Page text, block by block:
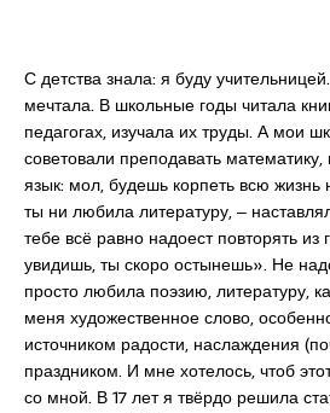
С детства знала: я буду
мечтала. В школьные годы читала
педагогах, изучала их труды. А мои
советовали преподавать
язык: мол, будешь корпеть всю жизнь
ты ни любила литературу, ‒
тебе всё равно надоест повторять из
увидишь, ты скоро остынешь». Не
просто любила поэзию, литературу,
меня художественное слово,
источником радости, наслаждения
праздником. И мне хотелось, чтоб
со мной. В 17 лет я твёрдо решила